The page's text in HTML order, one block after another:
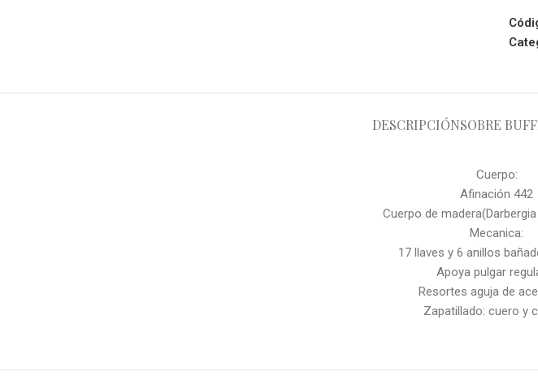
DESCRIPCIÓNSOBRE
Cuerpo:
Afinación 442
Cuerpo de
Mecanica:
17 llaves y 6 anillos
Apoya pulgar
Resortes aguja de
Zapatillado: cuero y